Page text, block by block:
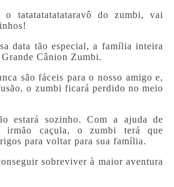
o tatatatatatataravô do zumbi, vai
data tão especial, a família inteira
Cânion Zumbi.
são fáceis para o nosso amigo e,
o zumbi ficará perdido no meio
estará sozinho. Com a ajuda de
irmão caçula, o zumbi terá que
para voltar para sua família.
sobreviver à maior aventura